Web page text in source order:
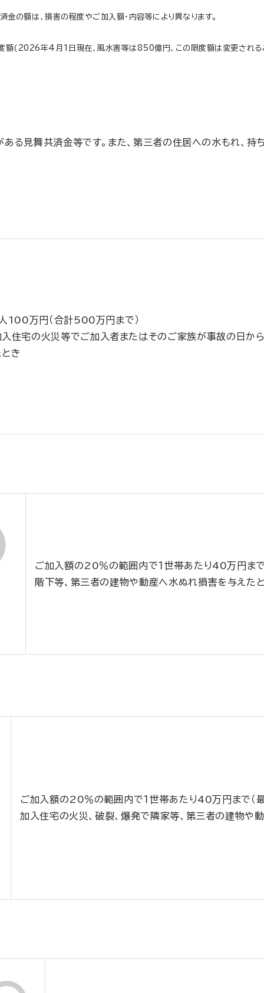
金の額は、損害の程度やご加入額・内容等により異なります。
(2026年4月1日現在、風水害等は850億円、この限度額は変更される
見舞共済金等です。また、第三者の住居への水もれ、
100万円（合計500万円まで）
入住宅の火災等でご加入者またはそのご家族が事故の日か
き
ご加入額の20％の範囲内で１世帯あたり40万円ま
階下等、第三者の建物や動産へ水ぬれ損害を与えた
ご加入額の20％の範囲内で１世帯あたり40万円まで（
加入住宅の火災、破裂、爆発で隣家等、第三者の建物や